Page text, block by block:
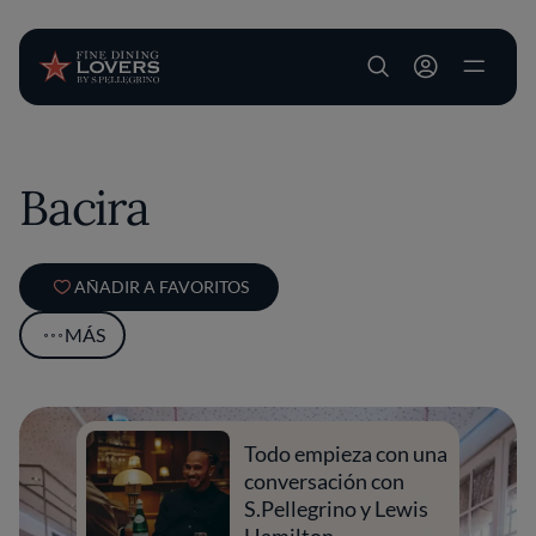
User account
Bacira
AÑADIR A FAVORITOS
MÁS
Todo empieza con una
conversación con
S.Pellegrino y Lewis